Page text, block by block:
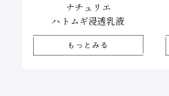
ナチュリエ
ハトムギ浸透乳液
もっとみる